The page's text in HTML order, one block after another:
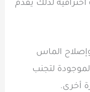
لذلك يقدم
الماس
لتجنب
أخرى.